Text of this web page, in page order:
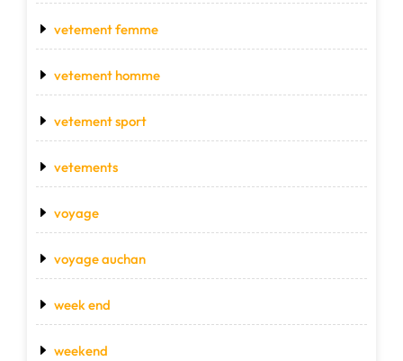
vetement femme
vetement homme
vetement sport
vetements
voyage
voyage auchan
week end
weekend